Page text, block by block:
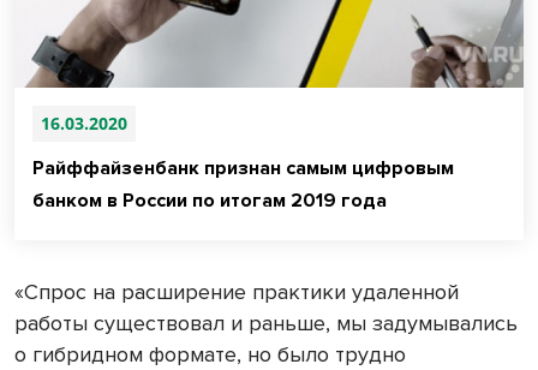
16.03.2020
Райффайзенбанк признан самым цифровым
банком в России по итогам 2019 года
«Спрос на расширение практики удаленной
работы существовал и раньше, мы задумывались
о гибридном формате, но было трудно